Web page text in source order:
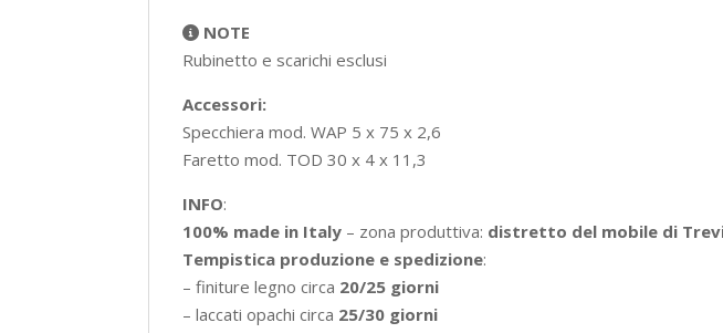
NOTE
Rubinetto e scarichi esclusi
Accessori:
Specchiera mod. WAP 5 x 75 x 2,6
Faretto mod. TOD 30 x 4 x 11,3
INFO:
100% made in Italy – zona produttiva: distretto del mobile di
Tempistica produzione e spedizione:
– finiture legno circa 20/25 giorni
– laccati opachi circa 25/30 giorni